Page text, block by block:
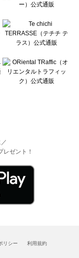
ゼント！
リシー 利用規約